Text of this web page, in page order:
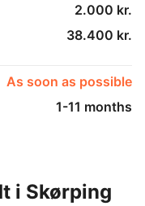
2.000 kr.
38.400 kr.
As soon as possible
1-11 months
i Skørping